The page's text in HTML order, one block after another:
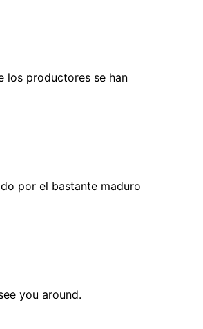
los productores se han
por el bastante maduro
you around.